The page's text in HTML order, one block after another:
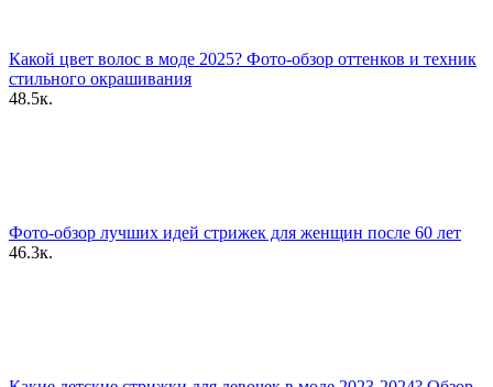
Какой цвет волос в моде 2025? Фото-обзор оттенков и техник
стильного окрашивания
48.5к.
Фото-обзор лучших идей стрижек для женщин после 60 лет
46.3к.